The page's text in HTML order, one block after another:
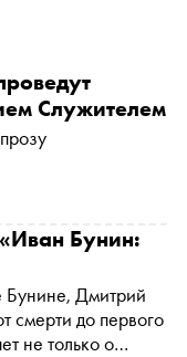
Служителем
Бунин:
Бунине, Дмитрий
смерти до первого
не только о